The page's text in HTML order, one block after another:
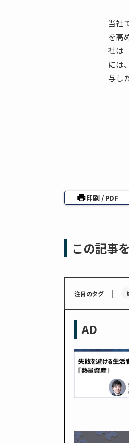
当社
を高
社は
には
与し
印刷 / PDF
この記事
注目のタグ ｜
AD